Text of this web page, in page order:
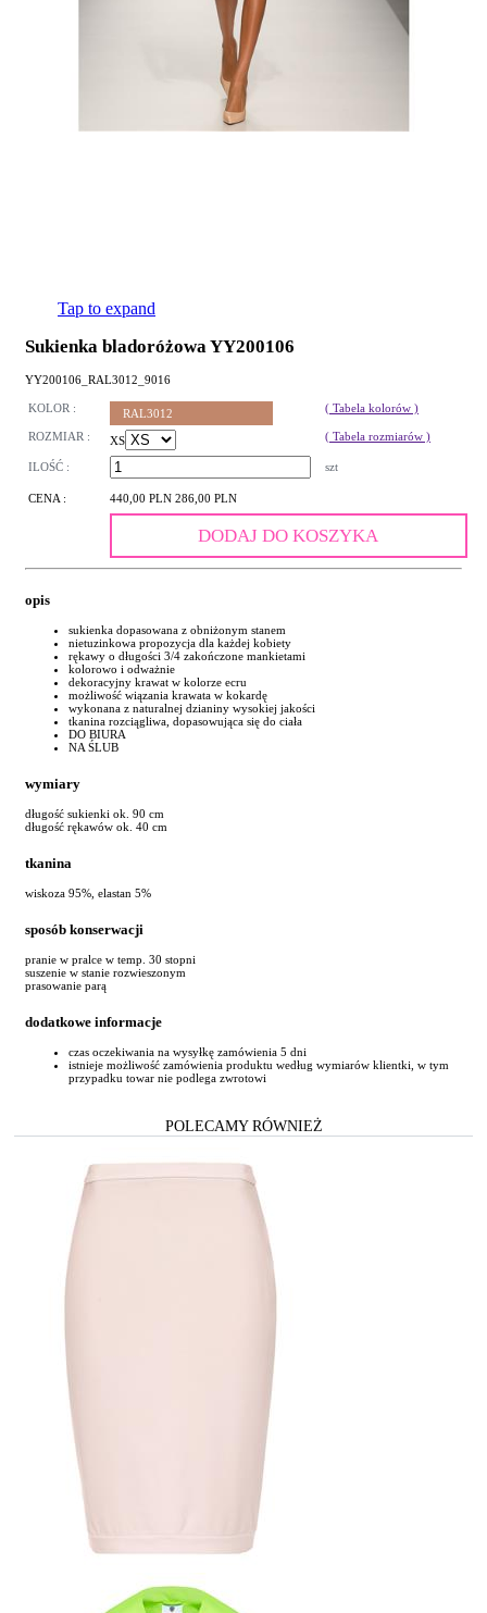
Tap to expand
Sukienka bladoróżowa YY200106
YY200106_RAL3012_9016
KOLOR : RAL3012 ( Tabela kolorów )
ROZMIAR : XS ( Tabela rozmiarów )
ILOŚĆ : szt
CENA : 440,00 PLN 286,00 PLN
DODAJ DO KOSZYKA
opis
sukienka dopasowana z obniżonym stanem
nietuzinkowa propozycja dla każdej kobiety
rękawy o długości 3/4 zakończone mankietami
kolorowo i odważnie
dekoracyjny krawat w kolorze ecru
możliwość wiązania krawata w kokardę
wykonana z naturalnej dzianiny wysokiej jakości
tkanina rozciągliwa, dopasowująca się do ciała
DO BIURA
NA ŚLUB
wymiary
długość sukienki ok. 90 cm
długość rękawów ok. 40 cm
tkanina
wiskoza 95%, elastan 5%
sposób konserwacji
pranie w pralce w temp. 30 stopni
suszenie w stanie rozwieszonym
prasowanie parą
dodatkowe informacje
czas oczekiwania na wysyłkę zamówienia 5 dni
istnieje możliwość zamówienia produktu według wymiarów klientki, w tym
przypadku towar nie podlega zwrotowi
POLECAMY RÓWNIEŻ